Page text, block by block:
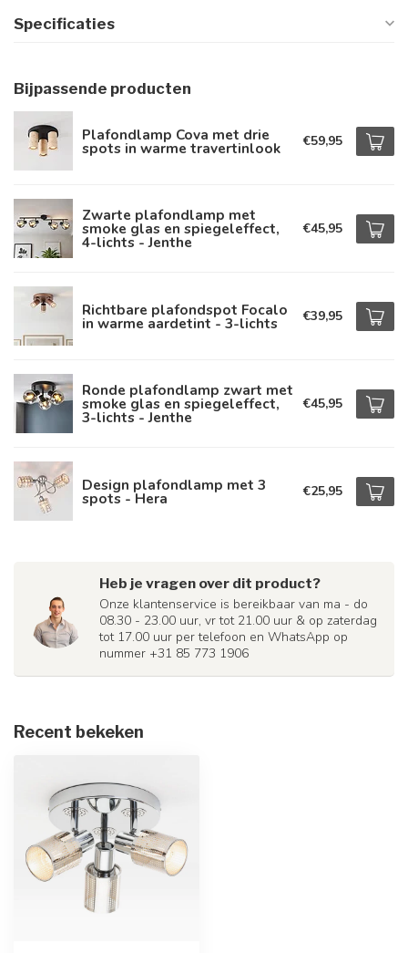
Specificaties
Bijpassende producten
Plafondlamp Cova met drie
spots in warme travertinlook €59,95
Zwarte plafondlamp met
smoke glas en spiegeleffect,
4-lichts - Jenthe
€45,95
Richtbare plafondspot Focalo
in warme aardetint - 3-lichts €39,95
Ronde plafondlamp zwart met
smoke glas en spiegeleffect,
3-lichts - Jenthe
€45,95
Design plafondlamp met 3
spots - Hera €25,95
Heb je vragen over dit product?
Onze klantenservice is bereikbaar van ma - do
08.30 - 23.00 uur, vr tot 21.00 uur & op zaterdag
tot 17.00 uur per telefoon en WhatsApp op
nummer +31 85 773 1906
Recent bekeken